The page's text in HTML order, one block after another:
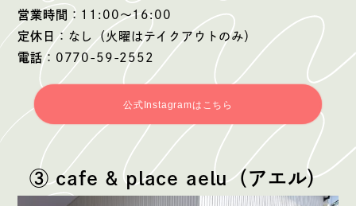
営業時間 ：11:00〜16:00
定休日 ：なし（火曜はテイクアウトのみ）
電話：0770-59-2552
公式Instagramはこちら
③ cafe & place aelu（アエル）